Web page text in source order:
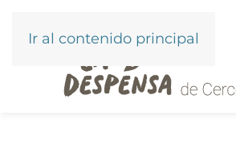
Ir al contenido principal